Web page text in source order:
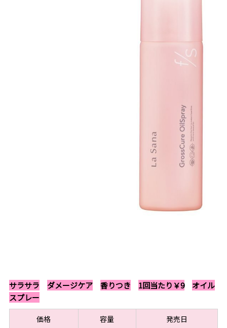
サラサラ ダメージケア 香りつき 1回当たり￥9
オイル
スプレー
価格 容量
発売日